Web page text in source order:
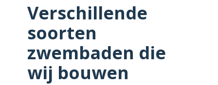
Verschillende
soorten
zwembaden die
wij bouwen